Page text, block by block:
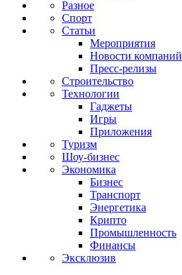
Разное
Спорт
Статьи
Мероприятия
Новости компаний
Пресс-релизы
Строительство
Технологии
Гаджеты
Игры
Приложения
Туризм
Шоу-бизнес
Экономика
Бизнес
Транспорт
Энергетика
Крипто
Промышленность
Финансы
Эксклюзив